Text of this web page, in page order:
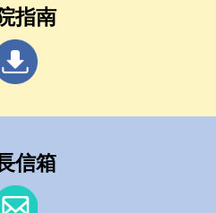
指南
信箱